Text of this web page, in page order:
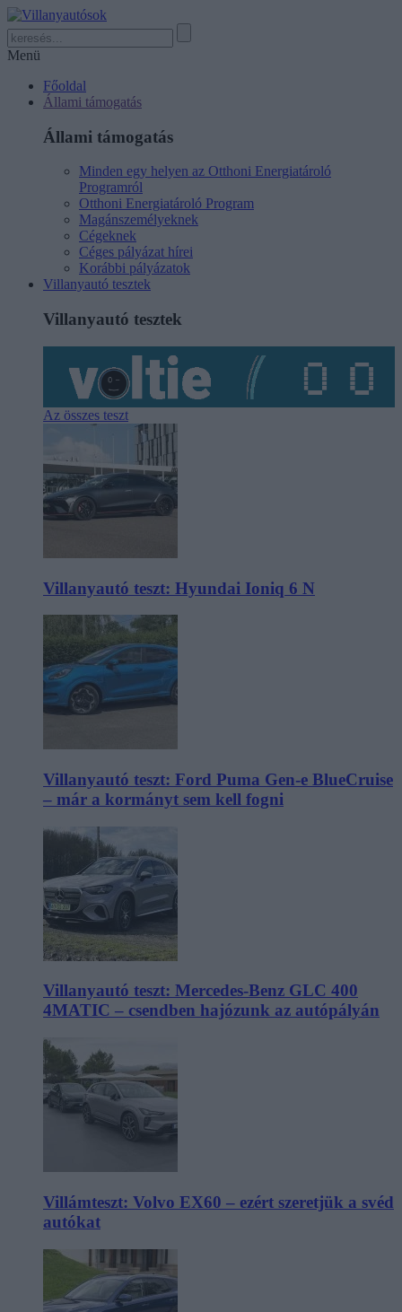
Menü
Főoldal
Állami támogatás
Állami támogatás
Minden egy helyen az Otthoni Energiatároló
Programról
Otthoni Energiatároló Program
Magánszemélyeknek
Cégeknek
Céges pályázat hírei
Korábbi pályázatok
Villanyautó tesztek
Villanyautó tesztek
Az összes teszt
Villanyautó teszt: Hyundai Ioniq 6 N
Villanyautó teszt: Ford Puma Gen-e BlueCruise
– már a kormányt sem kell fogni
Villanyautó teszt: Mercedes-Benz GLC 400
4MATIC – csendben hajózunk az autópályán
Villámteszt: Volvo EX60 – ezért szeretjük a svéd
autókat